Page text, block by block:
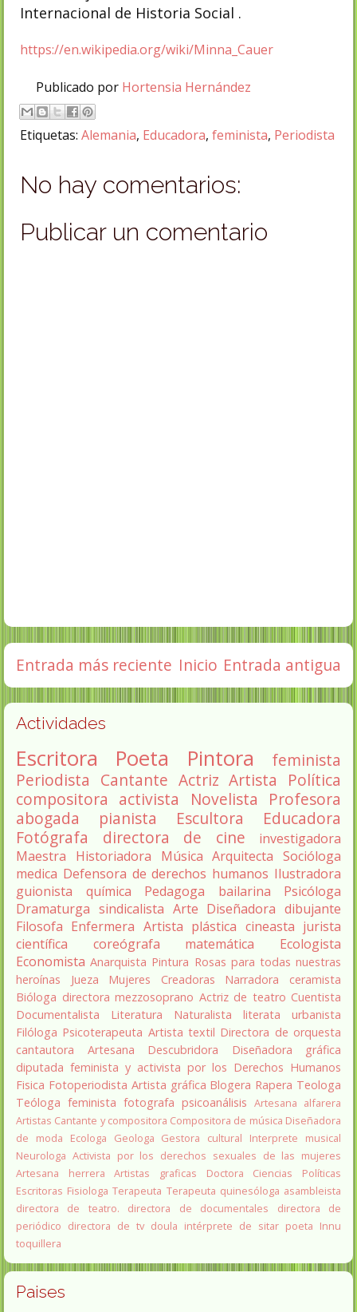
Internacional de Historia Social .
https://en.wikipedia.org/wiki/Minna_Cauer
Publicado por Hortensia Hernández
Etiquetas: Alemania, Educadora, feminista, Periodista
No hay comentarios:
Publicar un comentario
Entrada más reciente Entrada antigua
Inicio
Actividades
Escritora Poeta Pintora
feminista
Periodista Cantante Actriz Artista
Política
compositora activista Novelista
Profesora
abogada
pianista Escultora
Educadora
Fotógrafa
directora de cine
investigadora
Maestra
Historiadora Música Arquitecta Socióloga
medica Defensora de derechos humanos Ilustradora
guionista
química Pedagoga bailarina
Psicóloga
Dramaturga sindicalista Arte Diseñadora dibujante
Filosofa Enfermera Artista plástica cineasta jurista
científica
coreógrafa matemática
Ecologista
Economista Anarquista Pintura Rosas para todas nuestras
heroínas
Jueza Mujeres Creadoras Narradora
ceramista
Bióloga directora mezzosoprano Actriz de teatro Cuentista
Documentalista
Literatura Naturalista literata
urbanista
Filóloga Psicoterapeuta Artista textil Directora de orquesta
cantautora
Artesana Descubridora
Diseñadora gráfica
diputada feminista y activista por los Derechos Humanos
Fisica Fotoperiodista Artista gráfica Blogera Rapera Teologa
Teóloga feminista fotografa psicoanálisis Artesana alfarera
Artistas Cantante y compositora Compositora de música Diseñadora
de moda
Ecologa Geologa Gestora cultural
Interprete musical
Neurologa Activista por los derechos sexuales de las mujeres
Artesana herrera
Artistas graficas
Doctora Ciencias Políticas
Escritoras Fisiologa Terapeuta Terapeuta quinesóloga asambleista
directora de teatro.
directora de documentales
directora de
periódico directora de tv doula intérprete de sitar poeta Innu
toquillera
Paises